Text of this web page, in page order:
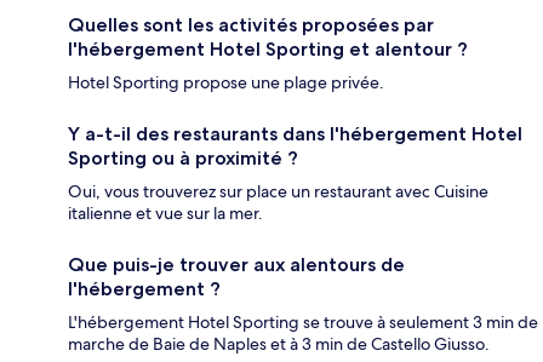
Quelles sont les activités proposées par
l'hébergement Hotel Sporting et alentour ?
Hotel Sporting propose une plage privée.
Y a-t-il des restaurants dans l'hébergement Hotel
Sporting ou à proximité ?
Oui, vous trouverez sur place un restaurant avec Cuisine
italienne et vue sur la mer.
Que puis-je trouver aux alentours de
l'hébergement ?
L'hébergement Hotel Sporting se trouve à seulement 3 min de
marche de Baie de Naples et à 3 min de Castello Giusso.